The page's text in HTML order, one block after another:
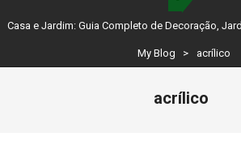
GUIA
COMPLETO
DECORAÇÃO,
Casa e Jardim: Guia Completo de Decoração,
My Blog > acrílico
acrílico